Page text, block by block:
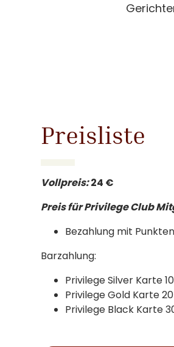
Preisliste
Vollpreis:24 €
Preis für Privilege Club
Bezahlung mit
Barzahlung:
Privilege Silver Karte
Privilege Gold Karte
Privilege Black Karte